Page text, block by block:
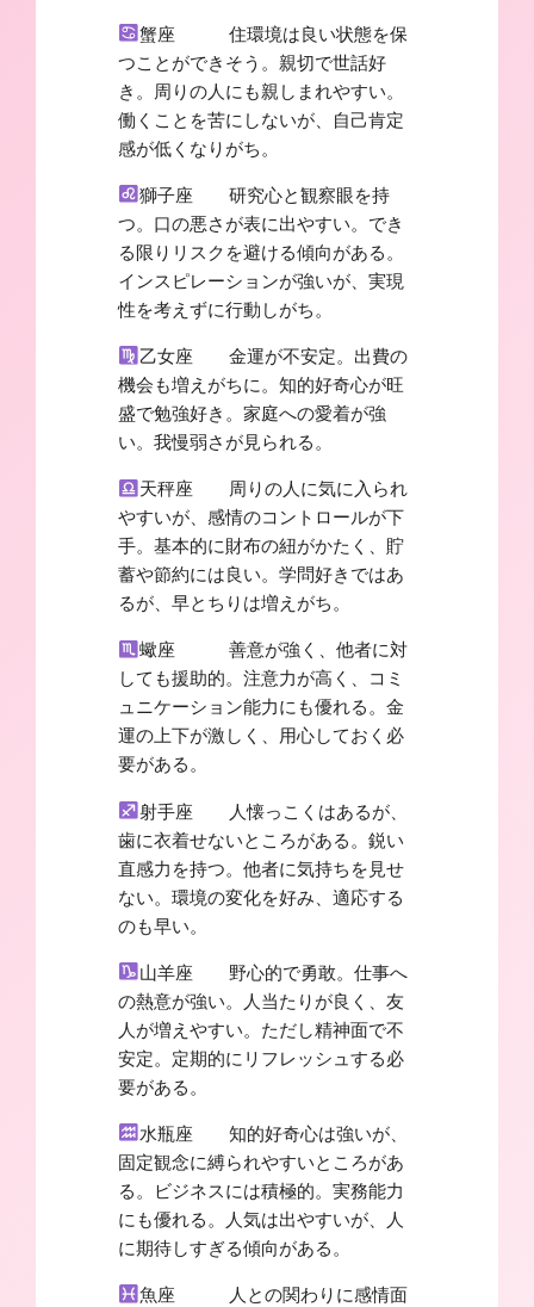
蟹座 住環境は良い状態を保
つことができそう。親切で世話好
き。周りの人にも親しまれやすい。
働くことを苦にしないが、自己肯定
感が低くなりがち。
獅子座 研究心と観察眼を持
つ。口の悪さが表に出やすい。でき
る限りリスクを避ける傾向がある。
インスピレーションが強いが、実現
性を考えずに行動しがち。
乙女座 金運が不安定。出費の
機会も増えがちに。知的好奇心が旺
盛で勉強好き。家庭への愛着が強
い。我慢弱さが見られる。
天秤座 周りの人に気に入られ
やすいが、感情のコントロールが下
手。基本的に財布の紐がかたく、貯
蓄や節約には良い。学問好きではあ
るが、早とちりは増えがち。
蠍座 善意が強く、他者に対
しても援助的。注意力が高く、コミ
ュニケーション能力にも優れる。金
運の上下が激しく、用心しておく必
要がある。
射手座 人懐っこくはあるが、
歯に衣着せないところがある。鋭い
直感力を持つ。他者に気持ちを見せ
ない。環境の変化を好み、適応する
のも早い。
山羊座 野心的で勇敢。仕事へ
の熱意が強い。人当たりが良く、友
人が増えやすい。ただし精神面で不
安定。定期的にリフレッシュする必
要がある。
水瓶座 知的好奇心は強いが、
固定観念に縛られやすいところがあ
る。ビジネスには積極的。実務能力
にも優れる。人気は出やすいが、人
に期待しすぎる傾向がある。
魚座 人との関わりに感情面